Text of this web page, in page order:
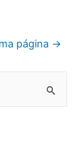
página →